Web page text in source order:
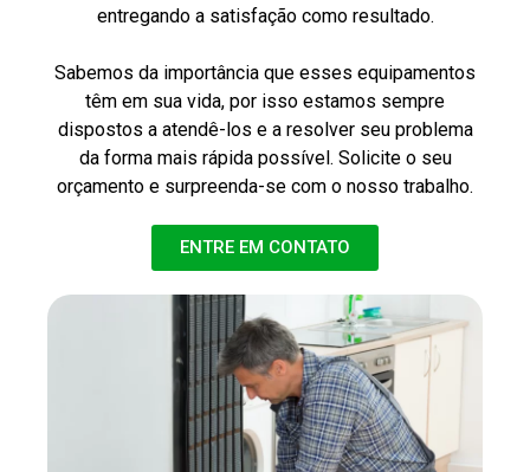
entregando a satisfação como resultado.
Sabemos da importância que esses equipamentos
têm em sua vida, por isso estamos sempre
dispostos a atendê-los e a resolver seu problema
da forma mais rápida possível. Solicite o seu
orçamento e surpreenda-se com o nosso trabalho.
ENTRE EM CONTATO